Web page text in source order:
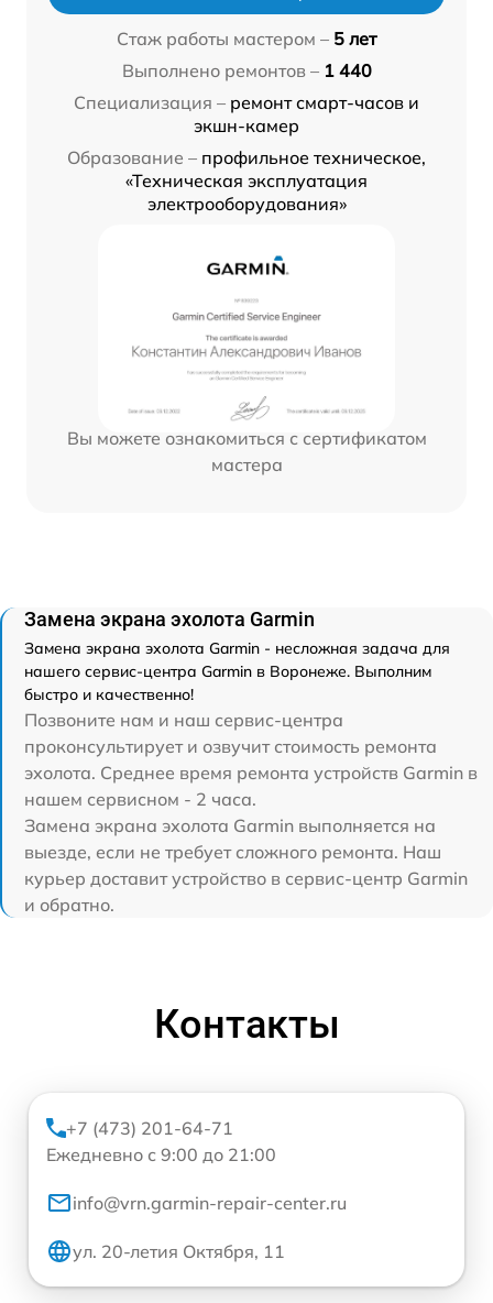
Стаж работы мастером – 5 лет
Выполнено ремонтов – 1 440
Специализация – ремонт смарт-часов и
экшн-камер
Образование – профильное техническое,
«Техническая эксплуатация
электрооборудования»
Вы можете ознакомиться с сертификатом
мастера
Замена экрана эхолота Garmin
Замена экрана эхолота Garmin - несложная задача для
нашего сервис-центра Garmin в Воронеже. Выполним
быстро и качественно!
Позвоните нам и наш сервис-центра
проконсультирует и озвучит стоимость ремонта
эхолота. Среднее время ремонта устройств Garmin в
нашем сервисном - 2 часа.
Замена экрана эхолота Garmin выполняется на
выезде, если не требует сложного ремонта. Наш
курьер доставит устройство в сервис-центр Garmin
и обратно.
Контакты
+7 (473) 201-64-71
Ежедневно с 9:00 до 21:00
info@vrn.garmin-repair-center.ru
ул. 20-летия Октября, 11